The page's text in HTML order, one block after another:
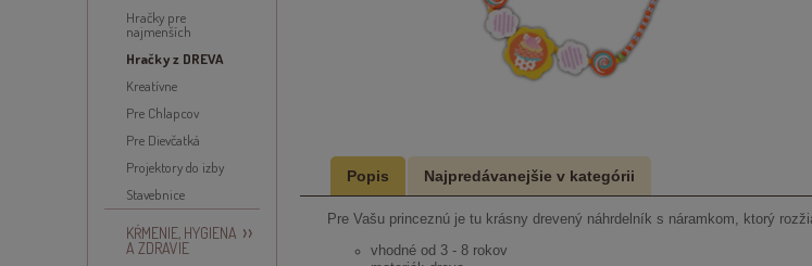
Hračky pre
najmenších
Hračky z DREVA
Kreatívne
Pre Chlapcov
Pre Dievčatká
Projektory do izby
Stavebnice
KŔMENIE, HYGIENA
A ZDRAVIE
Popis
Pre Vašu princeznú je tu krásny drevený náhrdelník s náramkom, ktorý
vhodné od 3 - 8 rokov
Najpredávanejšie v kategórii